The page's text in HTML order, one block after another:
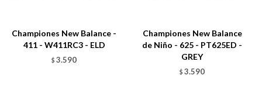
Championes New Balance -
411 - W411RC3 - ELD
$ 3.590
Championes New Balance
de Niño - 625 - PT625ED -
GREY
$ 3.590